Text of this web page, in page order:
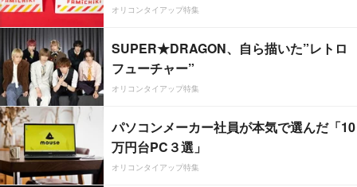
オリコンタイアップ特集
SUPER★DRAGON、自ら描いた”レトロ
フューチャー”
オリコンタイアップ特集
パソコンメーカー社員が本気で選んだ「10
万円台PC３選」
オリコンタイアップ特集